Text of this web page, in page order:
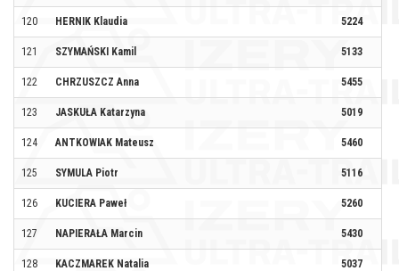
120 HERNIK Klaudia 5224
121 SZYMAŃSKI Kamil 5133
122 CHRZUSZCZ Anna 5455
123 JASKUŁA Katarzyna 5019
124 ANTKOWIAK Mateusz 5460
125 SYMULA Piotr 5116
126 KUCIERA Paweł 5260
127 NAPIERAŁA Marcin 5430
128 KACZMAREK Natalia 5037